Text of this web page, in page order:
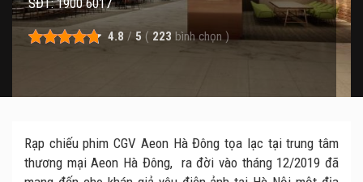
SĐT: 1900 6017
4.8 / 5 ( 223 bình chọn )
Rạp chiếu phim CGV Aeon Hà Đông tọa lạc tại trung tâm
thương mại Aeon Hà Đông, ra đời vào tháng 12/2019 đã